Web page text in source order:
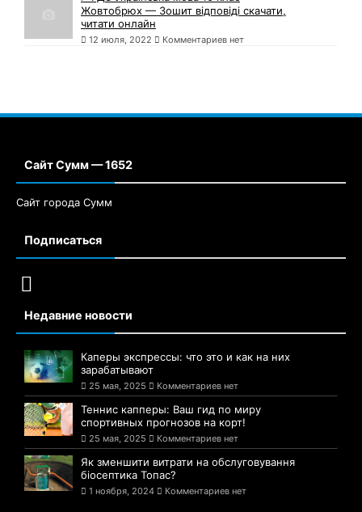
Жовтобрюх — Зошит відповіді скачати,
читати онлайн
12 июля, 2022 Комментариев нет
Сайт Сумм — 1652
Сайт города Сумм
Подписаться
Недавние новости
Каперы экспрессы: что это и как на них
зарабатывают
25 мая, 2025 Комментариев нет
Теннис капперы: Ваш гид по миру
спортивных прогнозов на корт!
25 мая, 2025 Комментариев нет
Як зменшити витрати на обслуговування
біосептика Топас?
1 ноября, 2024 Комментариев нет